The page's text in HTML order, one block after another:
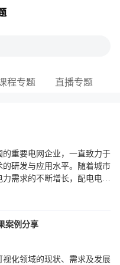
程专题 直播专题
的重要电网企业，一直致力于
的研发与应用水平。随着城市
需求的不断增长，配电电缆
求和提高电网的安全稳定运
案例分享
视化领域的现状、需求及发展